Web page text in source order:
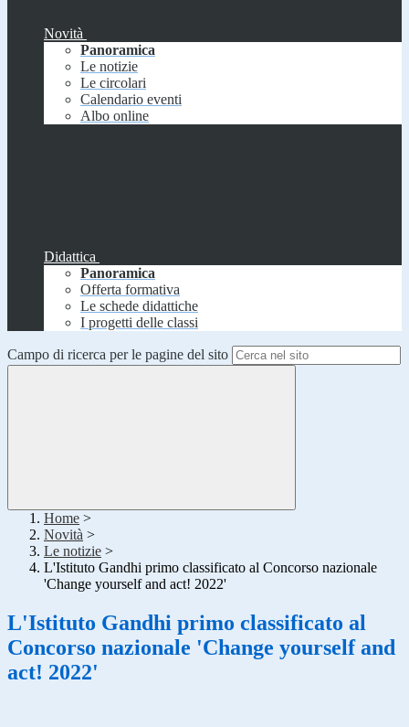
Novità
Panoramica
Le notizie
Le circolari
Calendario eventi
Albo online
Didattica
Panoramica
Offerta formativa
Le schede didattiche
I progetti delle classi
Campo di ricerca per le pagine del sito
Home >
Novità >
Le notizie >
L'Istituto Gandhi primo classificato al Concorso nazionale
'Change yourself and act! 2022'
L'Istituto Gandhi primo classificato al
Concorso nazionale 'Change yourself and
act! 2022'